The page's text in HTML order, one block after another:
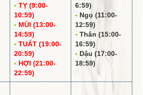
TỴ (9:00-
10:59)
MÙI (13:00-
14:59)
TUẤT (19:00-
20:59)
HỢI (21:00-
22:59)
6:59)
Ngọ (11:00-
12:59)
Thân (15:00-
16:59)
Dậu (17:00-
18:59)